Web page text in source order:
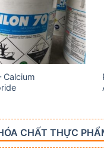
Calcium
CHẤT THỰC